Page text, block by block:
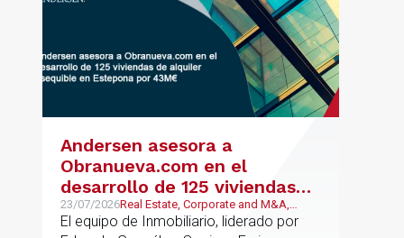
Andersen asesora a
Obranueva.com en el
desarrollo de 125 viviendas
de alquiler asequible en
Estepona por 43M€
23/07/2026Real Estate, Corporate and M&A,
Público y Regulatorio
El equipo de Inmobiliario, liderado por